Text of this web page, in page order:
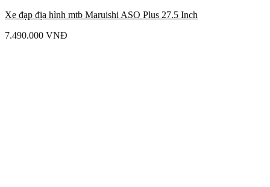
Xe đạp địa hình mtb Maruishi ASO Plus 27.5 Inch
7.490.000 VNĐ